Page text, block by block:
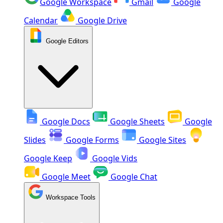
Calendar
Google Drive
Google Editors
Google Docs Google Sheets
Google
Slides
Google Forms
Google Sites
Google Keep
Google Vids
Google Meet
Google Chat
Workspace Tools